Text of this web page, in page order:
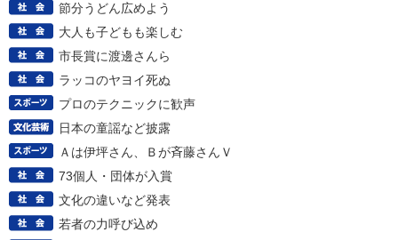
節分うどん広めよう
大人も子どもも楽しむ
市長賞に渡邊さんら
ラッコのヤヨイ死ぬ
プロのテクニックに歓声
日本の童謡など披露
Ａは伊坪さん、Ｂが斉藤さんＶ
73個人・団体が入賞
文化の違いなど発表
若者の力呼び込め